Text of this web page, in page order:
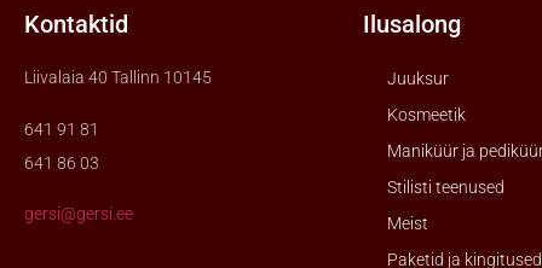
Kontaktid
Liivalaia 40 Tallinn 10145
641 91 81
641 86 03
gersi@gersi.ee
Ilusalong
Juuksur
Kosmeetik
Maniküür ja
Stilisti teenused
Meist
Paketid ja kingitused